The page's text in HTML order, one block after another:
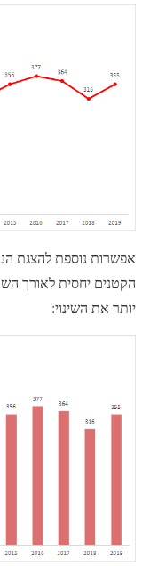
אפשרות נוספת להצגת
הקטנים יחסית לאורך
יותר את השינוי: